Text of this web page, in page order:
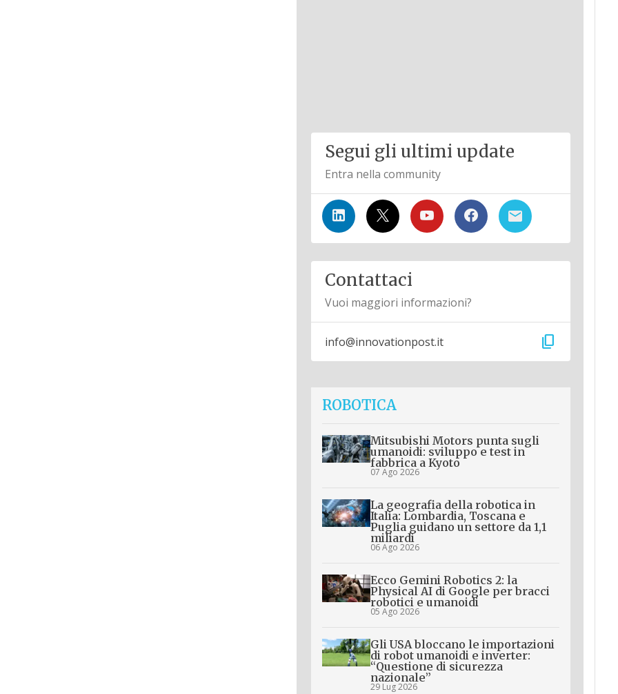
Segui gli ultimi update
Entra nella community
Contattaci
Vuoi maggiori informazioni?
info@innovationpost.it content_copy
ROBOTICA
Mitsubishi Motors punta sugli
umanoidi: sviluppo e test in
fabbrica a Kyoto
07 Ago 2026
La geografia della robotica in
Italia: Lombardia, Toscana e
Puglia guidano un settore da 1,1
miliardi
06 Ago 2026
Ecco Gemini Robotics 2: la
Physical AI di Google per bracci
robotici e umanoidi
05 Ago 2026
Gli USA bloccano le importazioni
di robot umanoidi e inverter:
“Questione di sicurezza
nazionale”
29 Lug 2026